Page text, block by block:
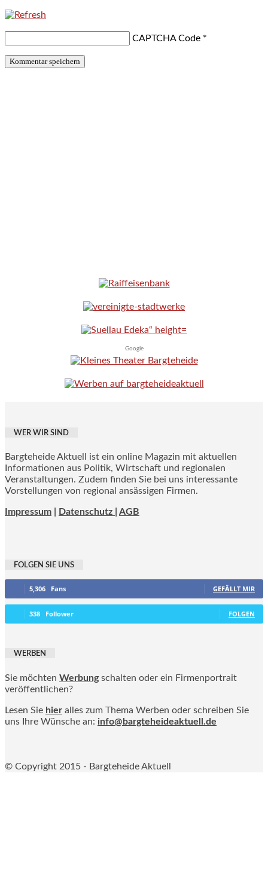
CAPTCHA Code *
Google
WER WIR SIND
Bargteheide Aktuell ist ein online Magazin mit aktuellen
Informationen aus Politik, Wirtschaft und regionalen
Veranstaltungen. Zudem finden Sie bei uns interessante
Vorstellungen von regional ansässigen Firmen.
Impressum Datenschutz | AGB
FOLGEN SIE UNS
5,306 Fans GEFÄLLT MIR
338 Follower FOLGEN
WERBEN
Sie möchten Werbung schalten oder ein Firmenportrait
veröffentlichen?
Lesen Sie hier alles zum Thema Werben oder schreiben Sie
uns Ihre Wünsche an: info@bargteheideaktuell.de
© Copyright 2015 - Bargteheide Aktuell